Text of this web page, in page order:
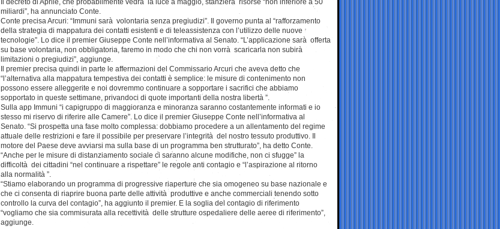
Il decreto di Aprile, che probabilmente vedrà la luce a maggio, stanzierà risorse “non inferiore a 50
miliardi”, ha annunciato Conte.
Conte precisa Arcuri: “Immuni sarà volontaria senza pregiudizi”. Il governo punta al “rafforzamento
della strategia di mappatura dei contatti esistenti e di teleassistenza con l’utilizzo delle nuove
tecnologie”. Lo dice il premier Giuseppe Conte nell’informativa al Senato. “L’applicazione sarà offerta
su base volontaria, non obbligatoria, faremo in modo che chi non vorrà scaricarla non subirà
limitazioni o pregiudizi”, aggiunge.
Il premier precisa quindi in parte le affermazioni del Commissario Arcuri che aveva detto che
“l’alternativa alla mappatura tempestiva dei contatti è semplice: le misure di contenimento non
possono essere alleggerite e noi dovremmo continuare a sopportare i sacrifici che abbiamo
sopportato in queste settimane, privandoci di quote importanti della nostra libertà ”.
Sulla app Immuni “i capigruppo di maggioranza e minoranza saranno costantemente informati e io
stesso mi riservo di riferire alle Camere”. Lo dice il premier Giuseppe Conte nell’informativa al
Senato. “Si prospetta una fase molto complessa: dobbiamo procedere a un allentamento del regime
attuale delle restrizioni e fare il possibile per preservare l’integrità del nostro tessuto produttivo. Il
motore del Paese deve avviarsi ma sulla base di un programma ben strutturato”, ha detto Conte.
“Anche per le misure di distanziamento sociale ci saranno alcune modifiche, non ci sfugge” la
difficoltà dei cittadini “nel continuare a rispettare” le regole anti contagio e “l’aspirazione al ritorno
alla normalità ”.
“Stiamo elaborando un programma di progressive riaperture che sia omogeneo su base nazionale e
che ci consenta di riaprire buona parte delle attività produttive e anche commerciali tenendo sotto
controllo la curva del contagio”, ha aggiunto il premier. E la soglia del contagio di riferimento
“vogliamo che sia commisurata alla recettività delle strutture ospedaliere delle aeree di riferimento”,
aggiunge.